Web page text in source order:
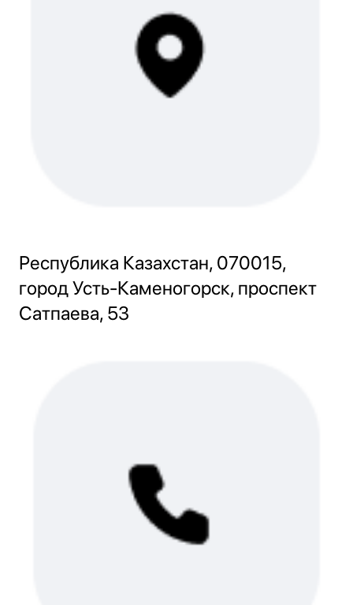
Республика Казахстан, 070015,
город Усть-Каменогорск, проспект
Сатпаева, 53